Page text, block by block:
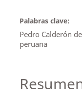
Palabras clave:
Pedro Calderón
peruana